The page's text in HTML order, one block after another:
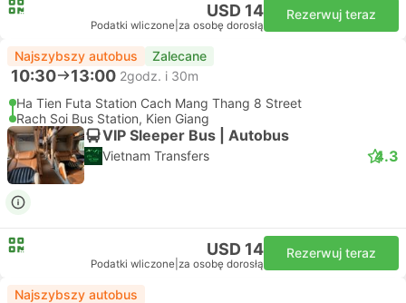
USD 14
Podatki wliczone za osobę dorosłą
Rezerwuj teraz
Najszybszy autobus Zalecane
10:30 13:00 2godz. i 30m
Ha Tien Futa Station Cach Mang Thang 8 Street
Rach Soi Bus Station, Kien Giang
VIP Sleeper Bus | Autobus
Vietnam Transfers 4.3
USD 14
Podatki wliczone za osobę dorosłą
Rezerwuj teraz
Najszybszy autobus